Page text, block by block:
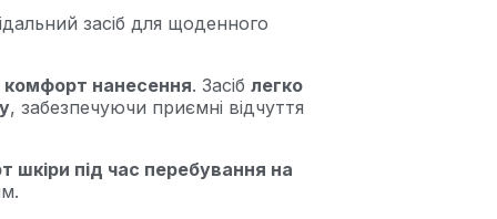
засіб для щоденного
комфорт нанесення. Засіб легко
, забезпечуючи приємні відчуття
шкіри під час перебування на